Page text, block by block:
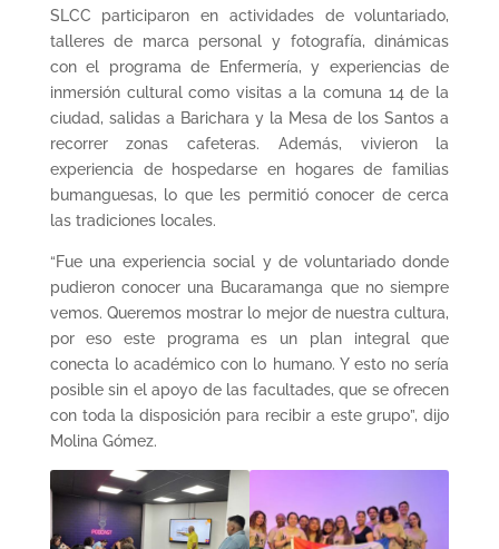
SLCC participaron en actividades de voluntariado,
talleres de marca personal y fotografía, dinámicas
con el programa de Enfermería, y experiencias de
inmersión cultural como visitas a la comuna 14 de la
ciudad, salidas a Barichara y la Mesa de los Santos a
recorrer zonas cafeteras. Además, vivieron la
experiencia de hospedarse en hogares de familias
bumanguesas, lo que les permitió conocer de cerca
las tradiciones locales.
“Fue una experiencia social y de voluntariado donde
pudieron conocer una Bucaramanga que no siempre
vemos. Queremos mostrar lo mejor de nuestra cultura,
por eso este programa es un plan integral que
conecta lo académico con lo humano. Y esto no sería
posible sin el apoyo de las facultades, que se ofrecen
con toda la disposición para recibir a este grupo”, dijo
Molina Gómez.